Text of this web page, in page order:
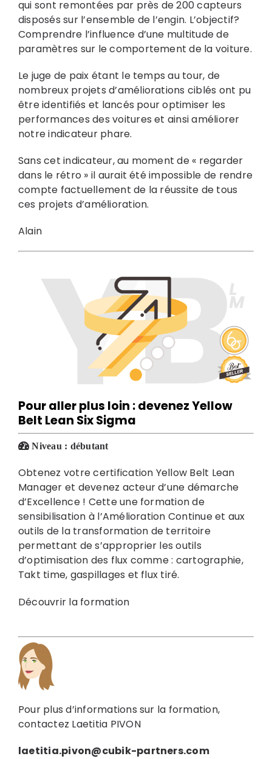
qui sont remontées par près de 200 capteurs
disposés sur l’ensemble de l’engin. L’objectif?
Comprendre l’influence d’une multitude de
paramètres sur le comportement de la voiture.
Le juge de paix étant le temps au tour, de
nombreux projets d’améliorations ciblés ont pu
être identifiés et lancés pour optimiser les
performances des voitures et ainsi améliorer
notre indicateur phare.
Sans cet indicateur, au moment de « regarder
dans le rétro » il aurait été impossible de rendre
compte factuellement de la réussite de tous
ces projets d’amélioration.
Alain
Pour aller plus loin : devenezYellow
Belt Lean Six Sigma
Niveau : débutant
Obtenez votre certification Yellow Belt Lean
Manager et devenez acteur d’une démarche
d’Excellence ! Cette une formation de
sensibilisation à l’Amélioration Continue et aux
outils de la transformation de territoire
permettant de s’approprier les outils
d’optimisation des flux comme : cartographie,
Takt time, gaspillages et flux tiré.
Découvrir la formation
Pour plus d’informations sur la formation,
contactez Laetitia PIVON
laetitia.pivon@cubik-partners.com